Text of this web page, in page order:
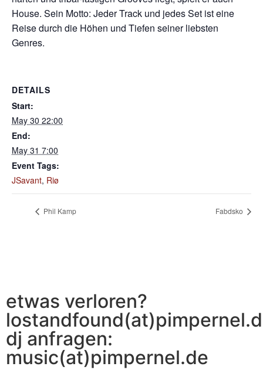
House. Sein Motto: Jeder Track und jedes Set ist eine
Reise durch die Höhen und Tiefen seiner liebsten
Genres.
DETAILS
Start:
May 30 22:00
End:
May 31 7:00
Event Tags:
JSavant, Riø
Phil Kamp Fabdsko
etwas verloren?
dj anfragen:
music(at)pimpernel.de